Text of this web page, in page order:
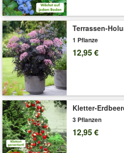
Terrassen-
1 Pflanze
12,95 €
Kletter-
3 Pflanzen
12,95 €